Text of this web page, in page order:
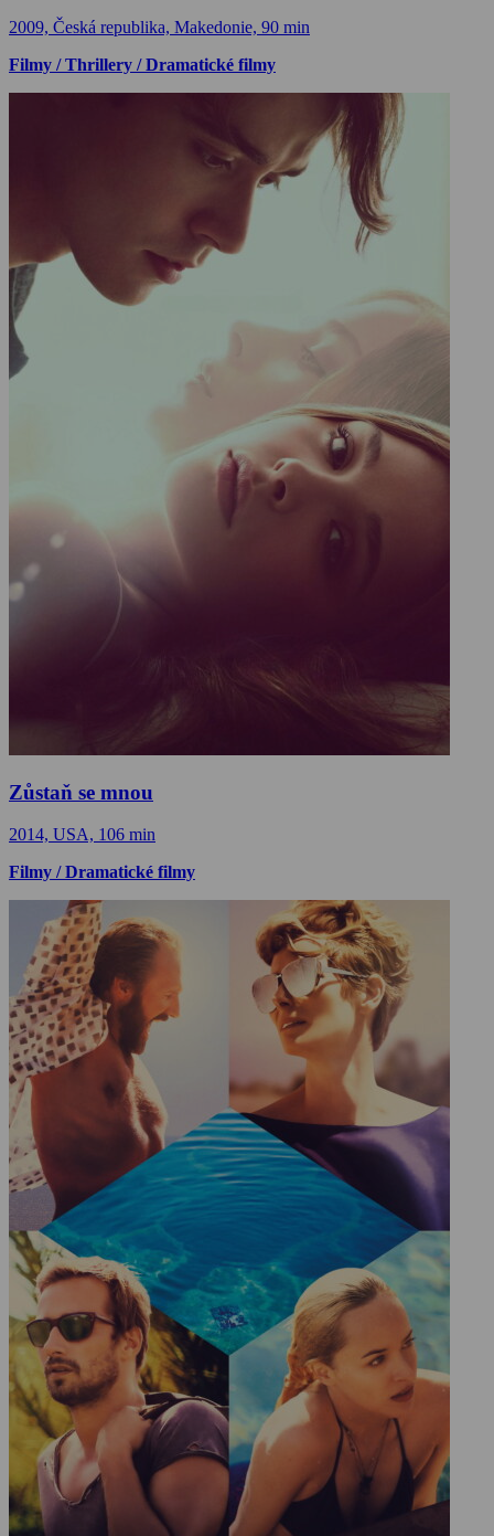
2009, Česká republika, Makedonie, 90 min
Filmy / Thrillery / Dramatické filmy
Zůstaň se mnou
2014, USA, 106 min
Filmy / Dramatické filmy